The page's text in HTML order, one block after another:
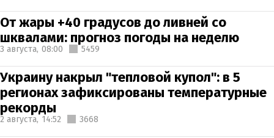
От жары +40 градусов до ливней со
шквалами: прогноз погоды на неделю
3 августа, 08:00 5459
Украину накрыл "тепловой купол": в 5
регионах зафиксированы температурные
рекорды
2 августа, 14:52 3668